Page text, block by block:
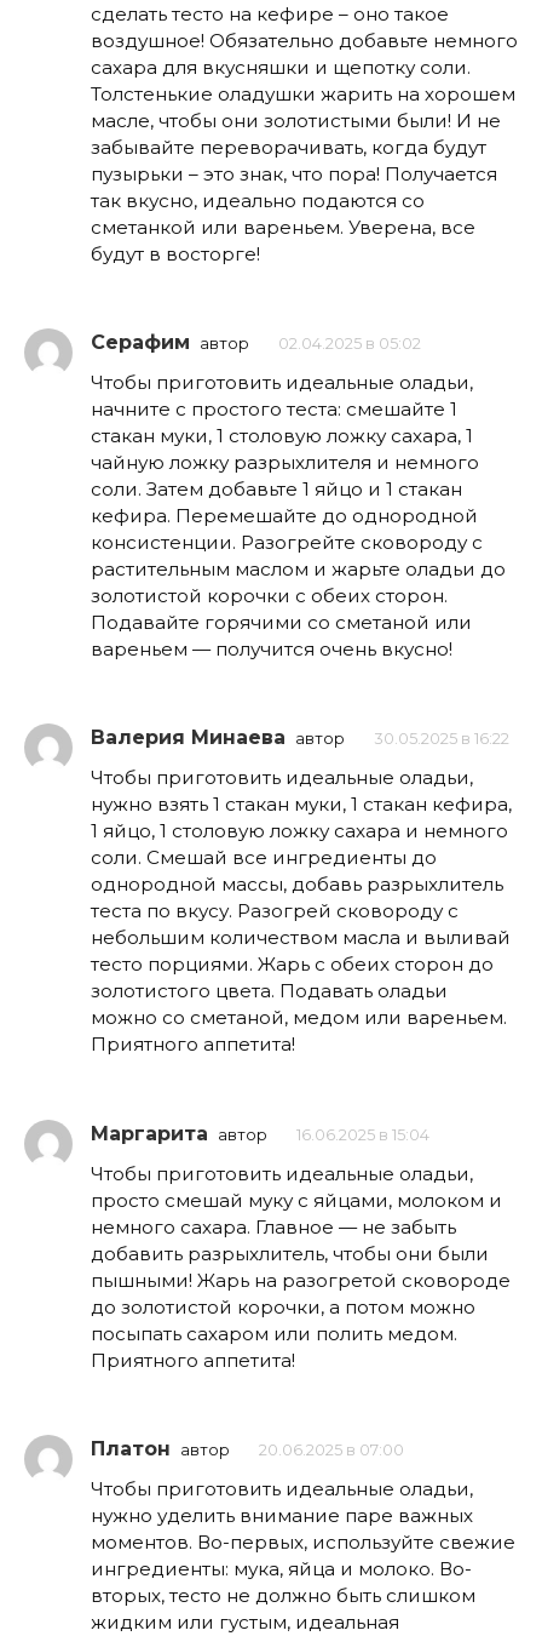
сделать тесто на кефире – оно такое
воздушное! Обязательно добавьте немного
сахара для вкусняшки и щепотку соли.
Толстенькие оладушки жарить на хорошем
масле, чтобы они золотистыми были! И не
забывайте переворачивать, когда будут
пузырьки – это знак, что пора! Получается
так вкусно, идеально подаются со
сметанкой или вареньем. Уверена, все
будут в восторге!
Серафим автор 02.04.2025 в 05:02
Чтобы приготовить идеальные оладьи,
начните с простого теста: смешайте 1
стакан муки, 1 столовую ложку сахара, 1
чайную ложку разрыхлителя и немного
соли. Затем добавьте 1 яйцо и 1 стакан
кефира. Перемешайте до однородной
консистенции. Разогрейте сковороду с
растительным маслом и жарьте оладьи до
золотистой корочки с обеих сторон.
Подавайте горячими со сметаной или
вареньем — получится очень вкусно!
Валерия Минаева автор 30.05.2025 в 16:22
Чтобы приготовить идеальные оладьи,
нужно взять 1 стакан муки, 1 стакан кефира,
1 яйцо, 1 столовую ложку сахара и немного
соли. Смешай все ингредиенты до
однородной массы, добавь разрыхлитель
теста по вкусу. Разогрей сковороду с
небольшим количеством масла и выливай
тесто порциями. Жарь с обеих сторон до
золотистого цвета. Подавать оладьи
можно со сметаной, медом или вареньем.
Приятного аппетита!
Маргарита автор 16.06.2025 в 15:04
Чтобы приготовить идеальные оладьи,
просто смешай муку с яйцами, молоком и
немного сахара. Главное — не забыть
добавить разрыхлитель, чтобы они были
пышными! Жарь на разогретой сковороде
до золотистой корочки, а потом можно
посыпать сахаром или полить медом.
Приятного аппетита!
Платон автор 20.06.2025 в 07:00
Чтобы приготовить идеальные оладьи,
нужно уделить внимание паре важных
моментов. Во-первых, используйте свежие
ингредиенты: мука, яйца и молоко. Во-
вторых, тесто не должно быть слишком
жидким или густым, идеальная